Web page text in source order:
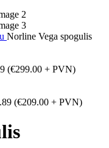
Norline Vega spogulis
(€299.00 + PVN)
(€209.00 + PVN)